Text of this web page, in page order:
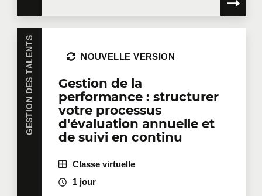
GESTION DES TALENTS
Gestion de la
performance : structurer
votre processus
d'évaluation annuelle et
de suivi en continu
NOUVELLE VERSION
Classe virtuelle
1 jour